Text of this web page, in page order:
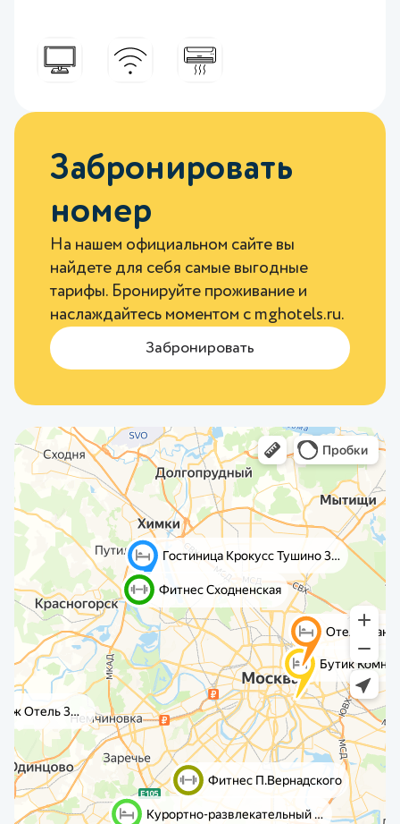
Забронировать
номер
На нашем официальном сайте вы
найдете для себя самые выгодные
тарифы. Бронируйте проживание и
наслаждайтесь моментом с mghotels.ru.
Забронировать